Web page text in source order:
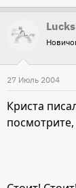
27 Июль 2004
Криста